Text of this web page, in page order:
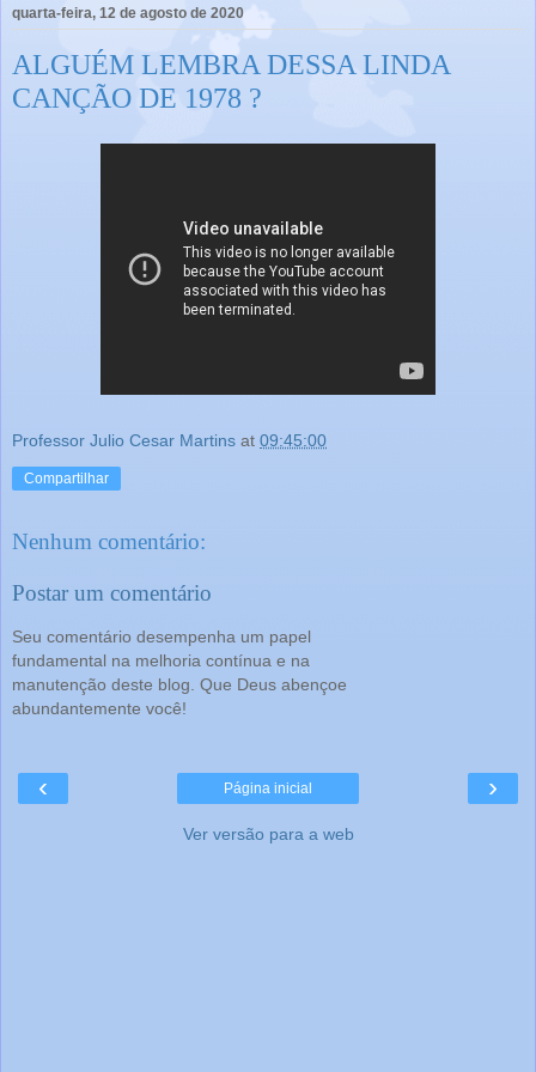
quarta-feira, 12 de agosto de 2020
ALGUÉM LEMBRA DESSA LINDA
CANÇÃO DE 1978 ?
Professor Julio Cesar Martins at 09:45:00
Compartilhar
Nenhum comentário:
Postar um comentário
Seu comentário desempenha um papel
fundamental na melhoria contínua e na
manutenção deste blog. Que Deus abençoe
abundantemente você!
‹ ›
Página inicial
Ver versão para a web